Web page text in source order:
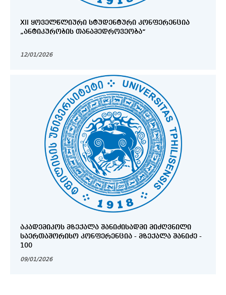
XII ᲧᲝᲕᲔᲚᲬᲚᲘᲣᲠᲘ ᲡᲢᲣᲓᲔᲜᲢᲣᲠᲘ ᲙᲝᲜᲤᲔᲠᲔᲜᲪᲘᲐ
„ᲐᲜᲢᲘᲙᲣᲠᲝᲑᲘᲡ ᲗᲐᲜᲐᲛᲔᲓᲠᲝᲕᲔᲝᲑᲐ“
12/01/2026
ᲐᲙᲐᲓᲔᲛᲘᲙᲝᲡ ᲛᲖᲔᲥᲐᲚᲐ ᲨᲐᲜᲘᲫᲘᲡᲐᲓᲛᲘ ᲛᲘᲫᲦᲕᲜᲘᲚᲘ
ᲡᲐᲔᲠᲗᲐᲨᲝᲠᲘᲡᲝ ᲙᲝᲜᲤᲔᲠᲔᲜᲪᲘᲐ - ᲛᲖᲔᲥᲐᲚᲐ ᲨᲐᲜᲘᲫᲔ -
100
09/01/2026